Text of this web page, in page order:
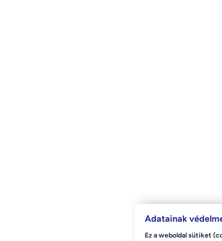
Adatainak
Ez a weboldal sütiket